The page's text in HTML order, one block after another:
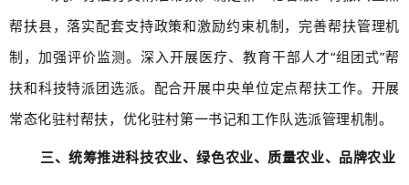
帮扶县，落实配套支持政策和激励约束机制，完善帮扶管理机
制，加强评价监测。深入开展医疗、教育干部人才“组团式”帮
扶和科技特派团选派。配合开展中央单位定点帮扶工作。开展
常态化驻村帮扶，优化驻村第一书记和工作队选派管理机制。
三、统筹推进科技农业、绿色农业、质量农业、品牌农业